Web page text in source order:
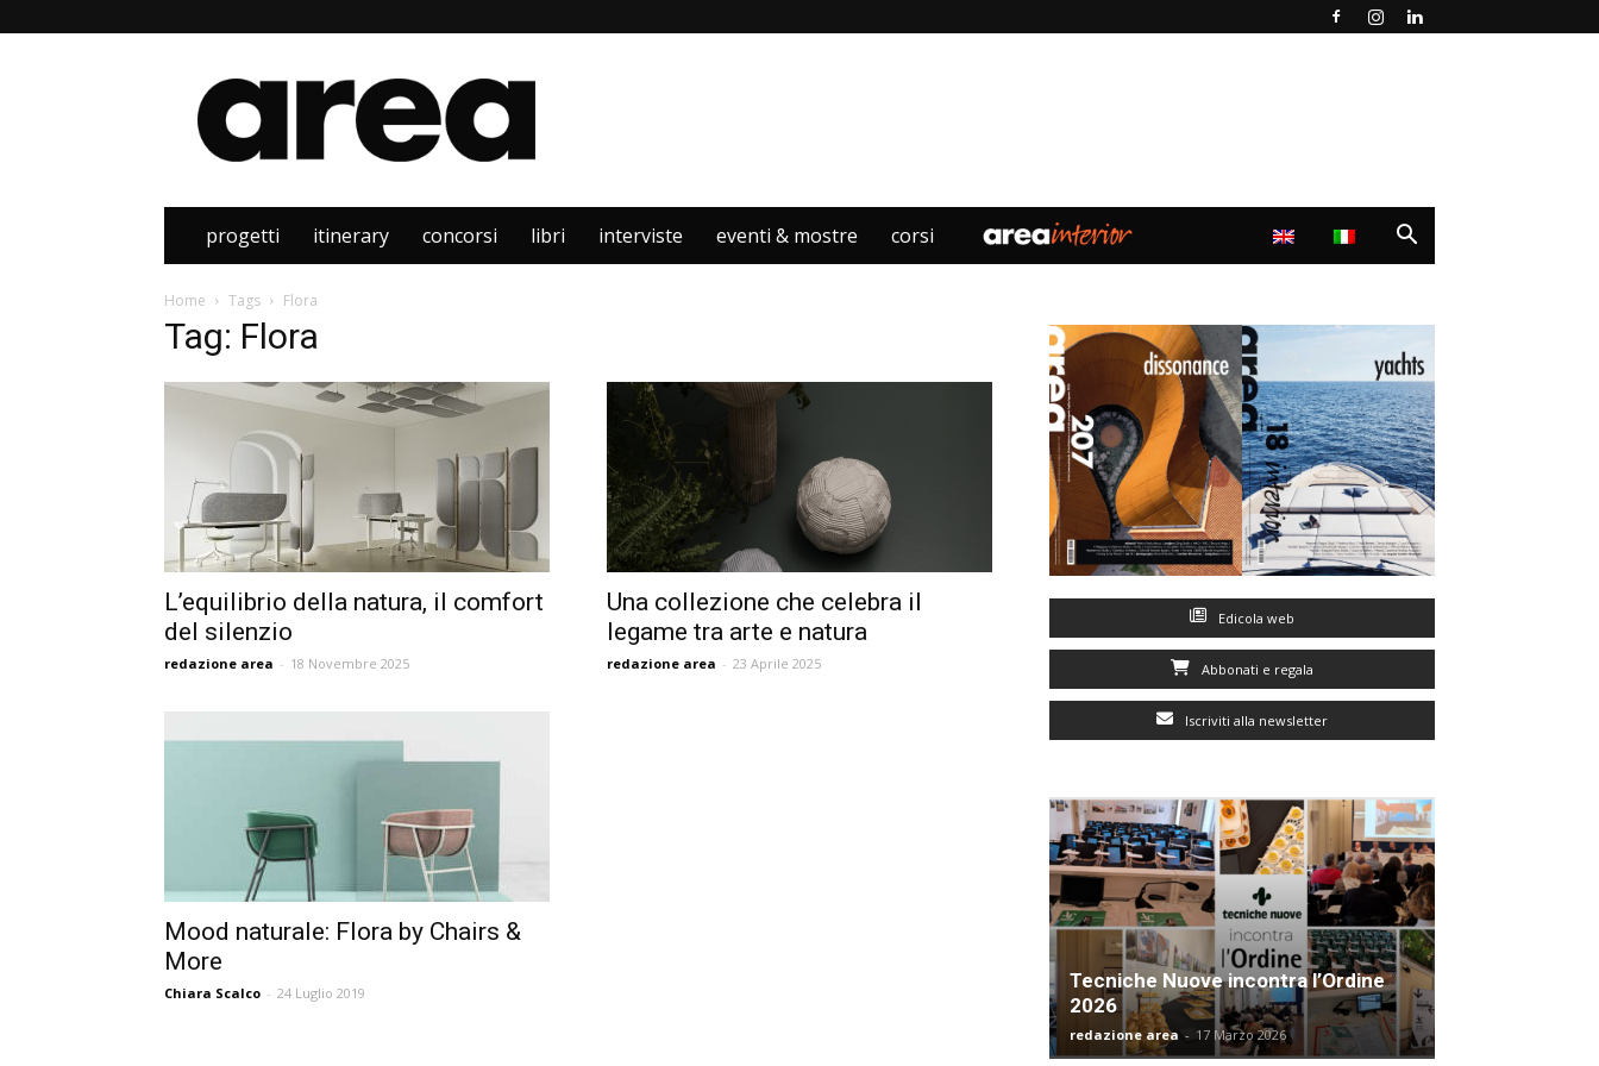
Area
progetti itinerary concorsi libri interviste eventi & mostre corsi
Home Tags Flora
Tag: Flora
L’equilibrio della natura, il comfort
del silenzio
redazione area - 18 Novembre 2025
Una collezione che celebra il
legame tra arte e natura
redazione area - 23 Aprile 2025
Mood naturale: Flora by Chairs &
More
Chiara Scalco - 24 Luglio 2019
Edicola web
Abbonati e regala
Iscriviti alla newsletter
Tecniche Nuove incontra l’Ordine
2026
redazione area - 17 Marzo 2026